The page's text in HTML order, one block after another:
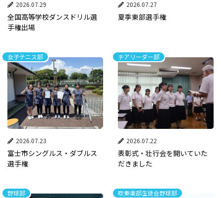
2026.07.29
全国高等学校ダンスドリル選
手権出場
2026.07.27
夏季東部選手権
女子テニス部
2026.07.23
富士市シングルス・ダブルス
選手権
チアリーダー部
2026.07.22
表彰式・壮行会を開いていた
だきました
野球部 吹奏楽部生徒会野球部